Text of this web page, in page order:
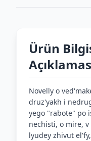
Ürün
Novelly o
druz'yakh i
yego "rabote" po
nechisti, o mire,
lyudey zhivut